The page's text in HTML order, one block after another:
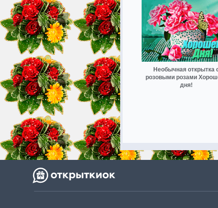
Необычная открытка
розовыми розами
дня!